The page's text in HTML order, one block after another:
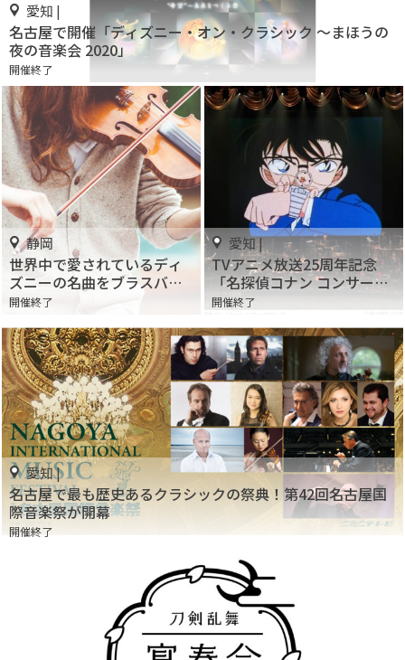
愛知 |
名古屋で開催「ディズニー・オン・クラシック ～まほうの
夜の音楽会 2020」
開催終了
静岡
世界中で愛されているディ
ズニーの名曲をブラスバン
ドが生演奏！ “ブラバン・
開催終了
愛知 |
TVアニメ放送25周年記念
「名探偵コナン コンサート
2020-2021」
開催終了
愛知 |
名古屋で最も歴史あるクラシックの祭典！第42回名古屋国
際音楽祭が開幕
開催終了